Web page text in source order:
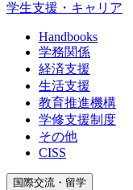
学生支援・キャリア
Handbooks
学務関係
経済支援
生活支援
教育推進機構
学修支援制度
その他
CISS
国際交流・留学